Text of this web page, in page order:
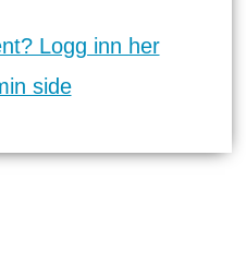
Logg inn her
side